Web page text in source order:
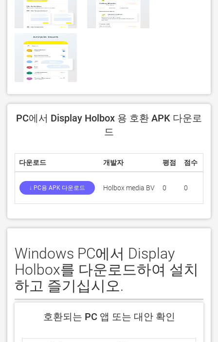
PC에서 Display Holbox 용 호환 APK 다운로
드
다운로드 개발자 평점 점수
↓ PC용 APK 다운로드 Holbox media BV 0 0
Windows PC에서 Display
Holbox를 다운로드하여 설치
하고 즐기십시오.
호환되는 PC 앱 또는 대안 확인